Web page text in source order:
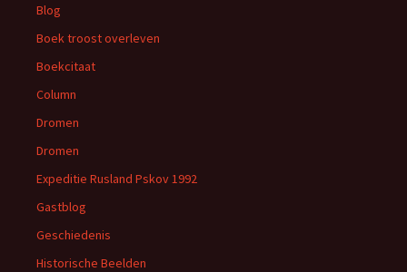
Blog
Boek troost overleven
Boekcitaat
Column
Dromen
Dromen
Expeditie Rusland Pskov 1992
Gastblog
Geschiedenis
Historische Beelden